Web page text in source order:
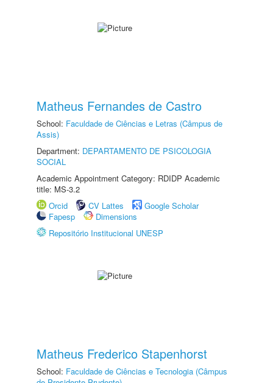
Matheus Fernandes de Castro
School: Faculdade de Ciências e Letras (Câmpus de
Assis)
Department: DEPARTAMENTO DE PSICOLOGIA
SOCIAL
Academic Appointment Category: RDIDP Academic
title: MS-3.2
Orcid
CV Lattes
Google Scholar
Fapesp
Dimensions
Repositório Institucional UNESP
Matheus Frederico Stapenhorst
School: Faculdade de Ciências e Tecnologia (Câmpus